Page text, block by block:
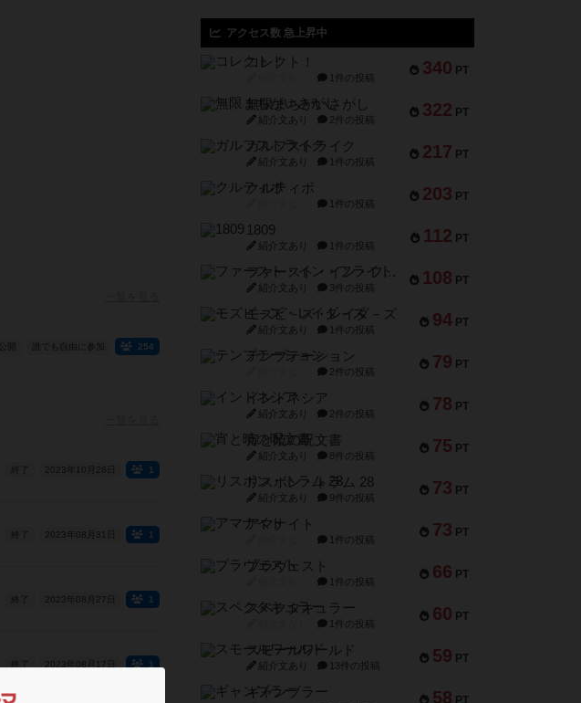
公開 誰でも自由に参加 254
終了 2023年10月28日 1
終了 2023年08月31日 1
終了 2023年08月27日 1
終了 2023年08月17日 1
アクセス数 急上昇中
340 PT
コレクト！
1件の投稿
322 PT
無限まちがいさがし
紹介文あり 2件の投稿
217 PT
ガルフストライク
紹介文あり 1件の投稿
203 PT
クルティボ
1件の投稿
112 PT
1809
紹介文あり 1件の投稿
108 PT
ファースト・イン・フライト
紹介文あり 3件の投稿
94 PT
モズビ－ズ・レイダ－ズ
紹介文あり 1件の投稿
79 PT
テンプテーション
2件の投稿
78 PT
インドネシア
紹介文あり 2件の投稿
75 PT
宵と暁の呪文書
紹介文あり 8件の投稿
73 PT
リスボン・トラム 28
紹介文あり 9件の投稿
73 PT
アマナイト
1件の投稿
66 PT
ブラヴェスト
1件の投稿
60 PT
スペクタキュラー
1件の投稿
59 PT
スモールワールド
紹介文あり 13件の投稿
58 PT
ギャンブラー